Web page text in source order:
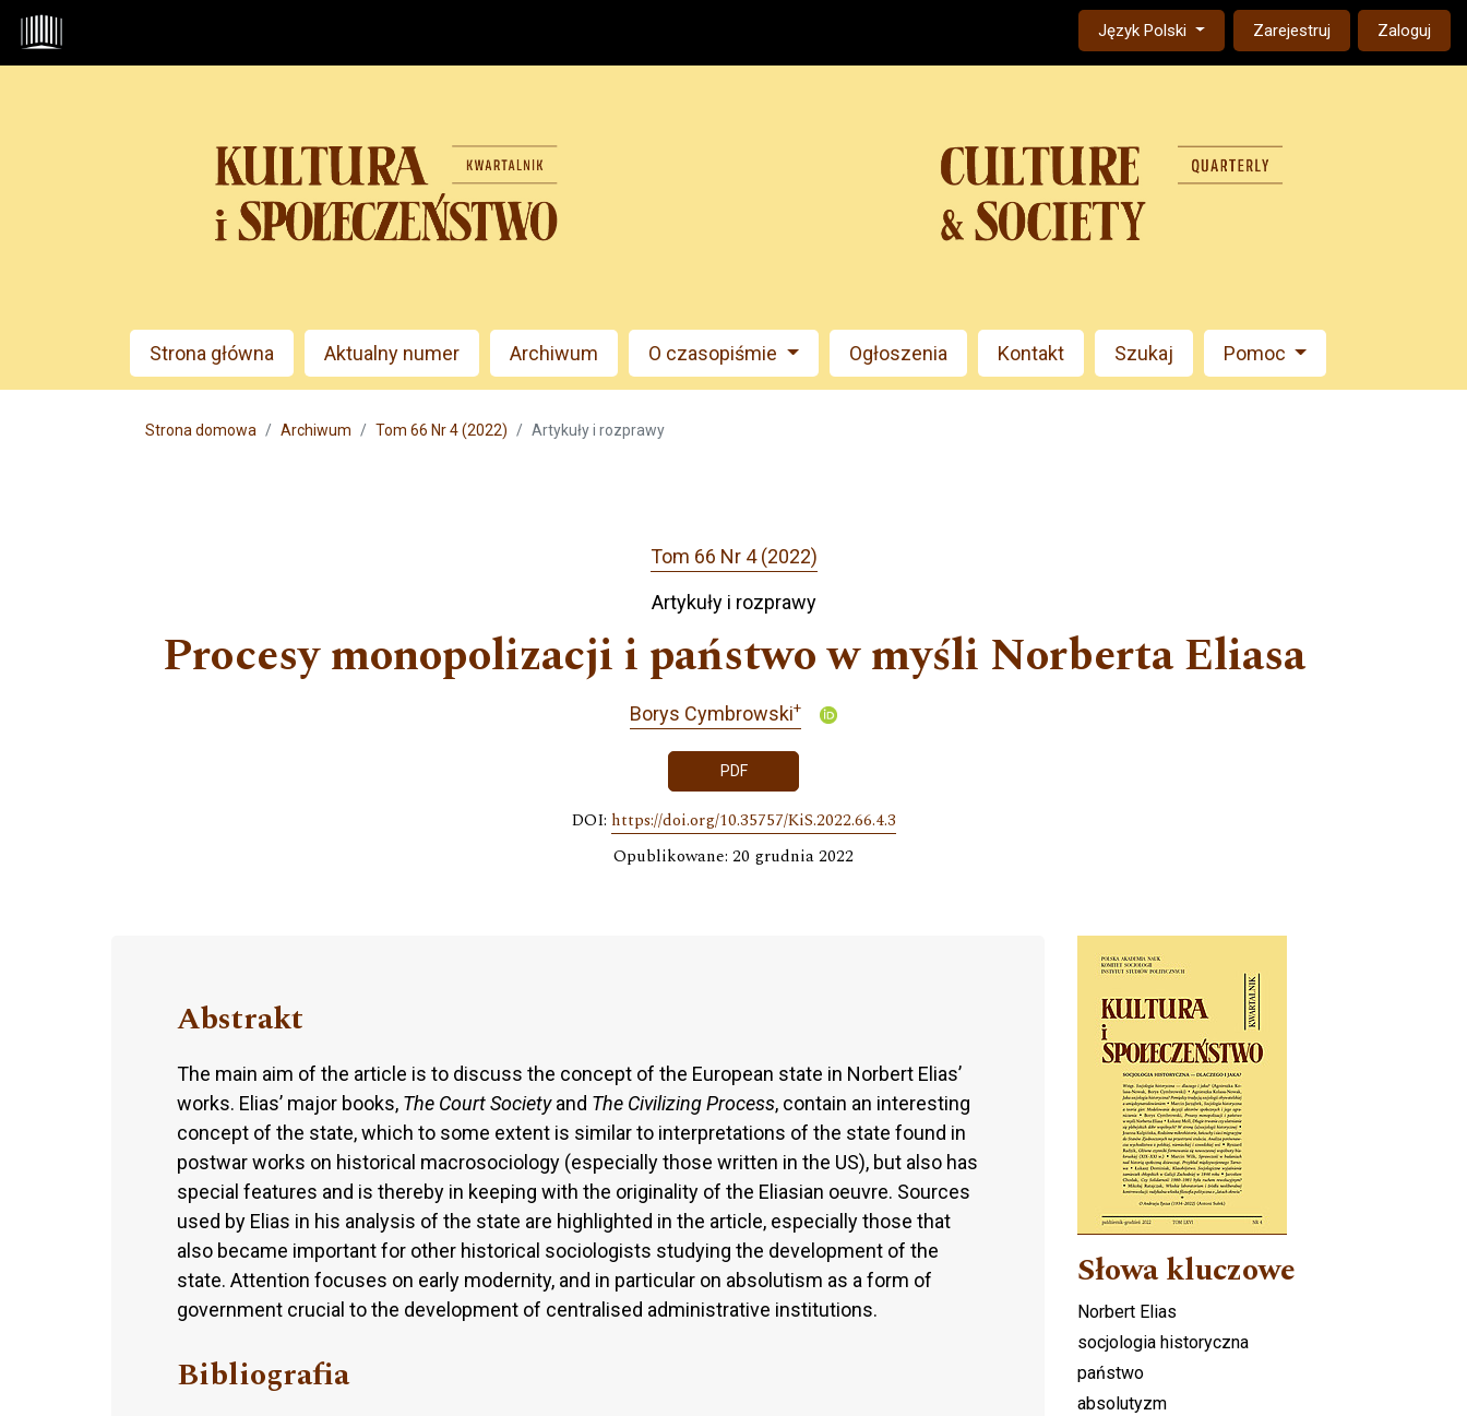
Przejdź do głównego menu
Przejdź do sekcji głównej
Przejdź do stopki
Change the language. The current language is:
Język Polski
Admin menu Zarejestruj Zaloguj
Main menu
Strona główna Aktualny numer Archiwum O czasopiśmie Ogłoszenia Kontakt Szukaj Pomoc
Strona domowa Archiwum Tom 66 Nr 4 (2022) Artykuły i rozprawy
Tom 66 Nr 4 (2022)
Artykuły i rozprawy
Procesy monopolizacji i państwo w myśli Norberta Eliasa
Borys Cymbrowski+
PDF
DOI: https://doi.org/10.35757/KiS.2022.66.4.3
Opublikowane: 20 grudnia 2022
Abstrakt
The main aim of the article is to discuss the concept of the European state in Norbert Elias’
works. Elias’ major books, The Court Societyand The Civilizing Process, contain an interesting
concept of the state, which to some extent is similar to interpretations of the state found in
postwar works on historical macrosociology (especially those written in the US), but also has
special features and is thereby in keeping with the originality of the Eliasian oeuvre. Sources
used by Elias in his analysis of the state are highlighted in the article, especially those that
also became important for other historical sociologists studying the development of the
state. Attention focuses on early modernity, and in particular on absolutism as a form of
government crucial to the development of centralised administrative institutions.
Bibliografia
Cover image
Słowa kluczowe
Norbert Elias
socjologia historyczna
państwo
absolutyzm